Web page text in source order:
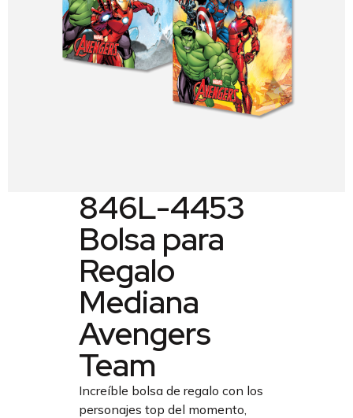
846L-4453
Bolsa para
Regalo
Mediana
Avengers
Team
Increíble bolsa de regalo con los
personajes top del momento,